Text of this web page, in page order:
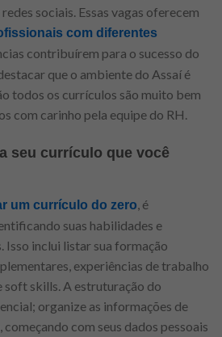
sociais. Essas vagas oferecem
com diferentes
contribuírem para o sucesso do
que o ambiente do Assaí é
todos os currículos são muito bem
com carinho pela equipe do RH.
seu currículo que você
um currículo do zero , é
suas habilidades e
Isso inclui listar sua formação
experiências de trabalho
soft skills. A estruturação do
organize as informações de
começando com seus dados pessoais